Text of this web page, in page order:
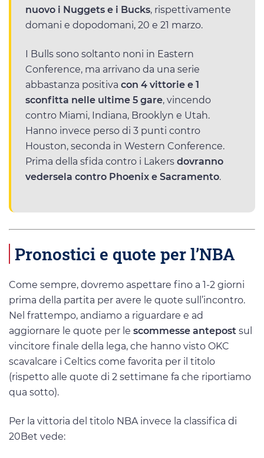
nuovo i Nuggets e i Bucks, rispettivamente
domani e dopodomani, 20 e 21 marzo.
I Bulls sono soltanto noni in Eastern
Conference, ma arrivano da una serie
abbastanza positiva con 4 vittorie e 1
sconfitta nelle ultime 5 gare, vincendo
contro Miami, Indiana, Brooklyn e Utah.
Hanno invece perso di 3 punti contro
Houston, seconda in Western Conference.
Prima della sfida contro i Lakers dovranno
vedersela contro Phoenix e Sacramento.
Pronostici e quote per l’NBA
Come sempre, dovremo aspettare fino a 1-2 giorni
prima della partita per avere le quote sull’incontro.
Nel frattempo, andiamo a riguardare e ad
aggiornare le quote per le scommesse antepost sul
vincitore finale della lega, che hanno visto OKC
scavalcare i Celtics come favorita per il titolo
(rispetto alle quote di 2 settimane fa che riportiamo
qua sotto).
Per la vittoria del titolo NBA invece la classifica di
20Bet vede: